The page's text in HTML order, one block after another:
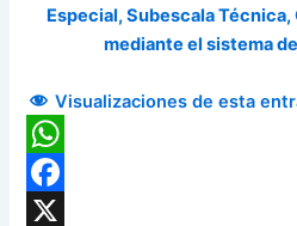
Especial, Subescala
mediante el sistema
Visualizaciones de esta
WhatsApp
Facebook